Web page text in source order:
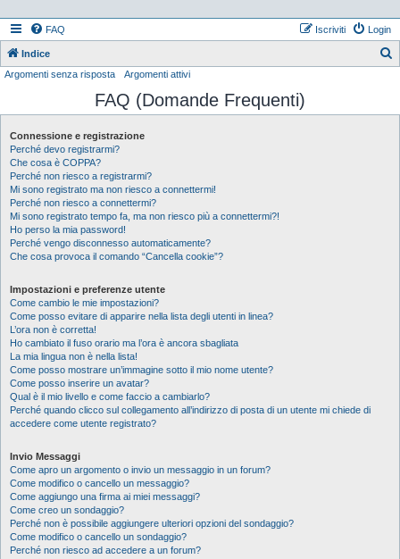
FAQ Login
Iscriviti
Indice
c
Argomenti senza risposta Argomenti attivi
FAQ (Domande Frequenti)
Connessione e registrazione
Perché devo registrarmi?
Che cosa è COPPA?
Perché non riesco a registrarmi?
Mi sono registrato ma non riesco a connettermi!
Perché non riesco a connettermi?
Mi sono registrato tempo fa, ma non riesco più a connettermi?!
Ho perso la mia password!
Perché vengo disconnesso automaticamente?
Che cosa provoca il comando “Cancella cookie”?
Impostazioni e preferenze utente
Come cambio le mie impostazioni?
Come posso evitare di apparire nella lista degli utenti in linea?
L’ora non è corretta!
Ho cambiato il fuso orario ma l’ora è ancora sbagliata
La mia lingua non è nella lista!
Come posso mostrare un’immagine sotto il mio nome utente?
Come posso inserire un avatar?
Qual è il mio livello e come faccio a cambiarlo?
Perché quando clicco sul collegamento all’indirizzo di posta di un utente mi chiede di
accedere come utente registrato?
Invio Messaggi
Come apro un argomento o invio un messaggio in un forum?
Come modifico o cancello un messaggio?
Come aggiungo una firma ai miei messaggi?
Come creo un sondaggio?
Perché non è possibile aggiungere ulteriori opzioni del sondaggio?
Come modifico o cancello un sondaggio?
Perché non riesco ad accedere a un forum?